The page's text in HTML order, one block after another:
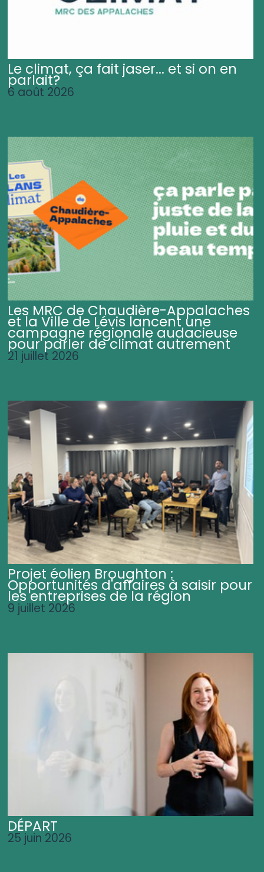
Le climat, ça fait jaser... et si on en
parlait?
6 août 2026
Les MRC de Chaudière-Appalaches
et la Ville de Lévis lancent une
campagne régionale audacieuse
pour parler de climat autrement
21 juillet 2026
Projet éolien Broughton :
Opportunités d'affaires à saisir pour
les entreprises de la région
9 juillet 2026
DÉPART
25 juin 2026